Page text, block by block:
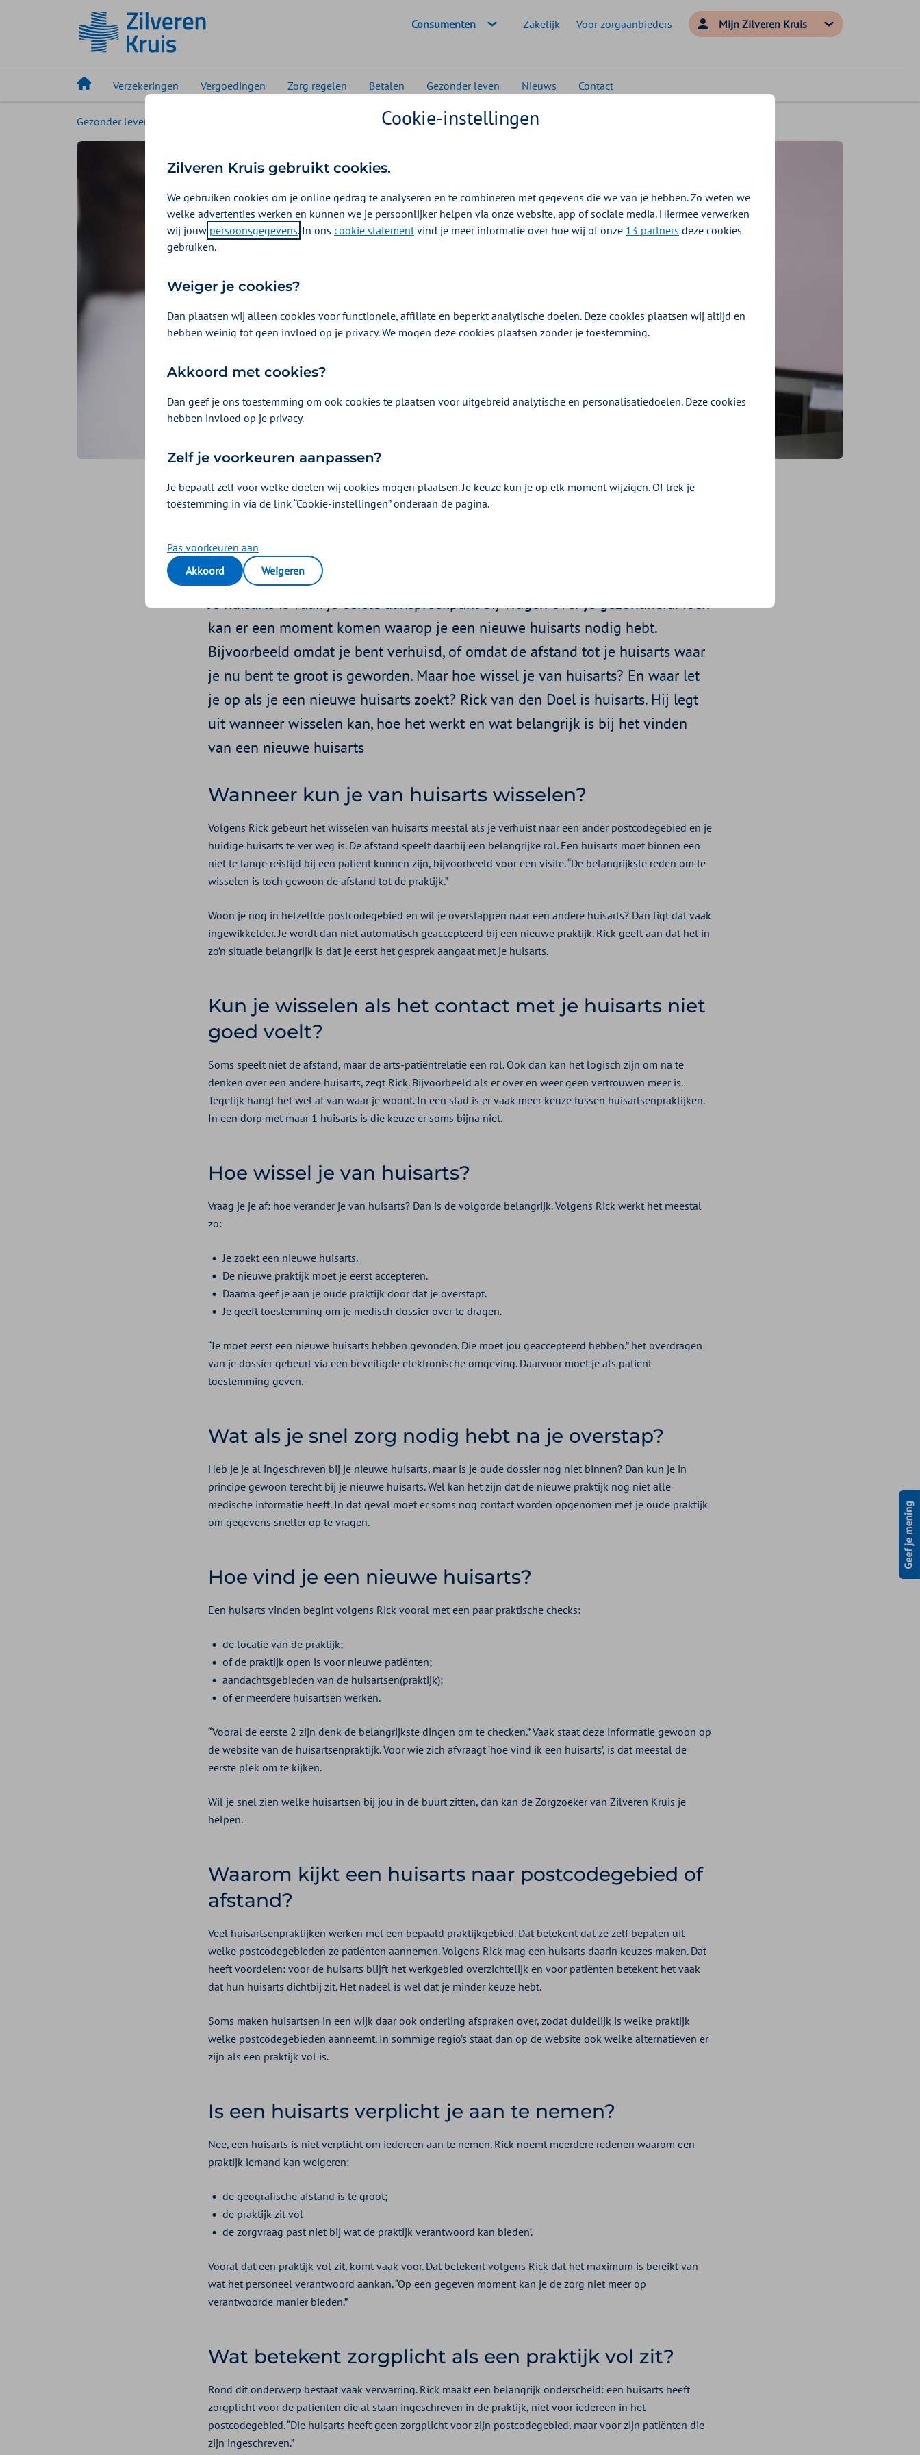
Geselecteerde doelgroep:
Consumenten Zakelijk Voor zorgaanbieders Mijn Zilveren Kruis
Verzekeringen Vergoedingen Zorg regelen Betalen Gezonder leven Nieuws Contact
Gezonder leven Hoe wissel je van huisarts?
Hoe wissel je van huisarts? Tips bij het
vinden van een nieuwe huisarts
Geplaatst op 13 mei 2026 | Een artikel als onderdeel van
Je huisarts is vaak je eerste aanspreekpunt bij vragen over je gezondheid. Toch
kan er een moment komen waarop je een nieuwe huisarts nodig hebt.
Bijvoorbeeld omdat je bent verhuisd, of omdat de afstand tot je huisarts waar
je nu bent te groot is geworden. Maar hoe wissel je van huisarts? En waar let
je op als je een nieuwe huisarts zoekt? Rick van den Doel is huisarts. Hij legt
uit wanneer wisselen kan, hoe het werkt en wat belangrijk is bij het vinden
van een nieuwe huisarts
Wanneer kun je van huisarts wisselen?
Volgens Rick gebeurt het wisselen van huisarts meestal als je verhuist naar een ander postcodegebied en je
huidige huisarts te ver weg is. De afstand speelt daarbij een belangrijke rol. Een huisarts moet binnen een
niet te lange reistijd bij een patiënt kunnen zijn, bijvoorbeeld voor een visite. “De belangrijkste reden om te
wisselen is toch gewoon de afstand tot de praktijk.”
Woon je nog in hetzelfde postcodegebied en wil je overstappen naar een andere huisarts? Dan ligt dat vaak
ingewikkelder. Je wordt dan niet automatisch geaccepteerd bij een nieuwe praktijk. Rick geeft aan dat het in
zo’n situatie belangrijk is dat je eerst het gesprek aangaat met je huisarts.
Kun je wisselen als het contact met je huisarts niet
goed voelt?
Soms speelt niet de afstand, maar de arts-patiëntrelatie een rol. Ook dan kan het logisch zijn om na te
denken over een andere huisarts, zegt Rick. Bijvoorbeeld als er over en weer geen vertrouwen meer is.
Tegelijk hangt het wel af van waar je woont. In een stad is er vaak meer keuze tussen huisartsenpraktijken.
In een dorp met maar 1 huisarts is die keuze er soms bijna niet.
Hoe wissel je van huisarts?
Vraag je je af: hoe verander je van huisarts? Dan is de volgorde belangrijk. Volgens Rick werkt het meestal
zo:
Je zoekt een nieuwe huisarts.
De nieuwe praktijk moet je eerst accepteren.
Daarna geef je aan je oude praktijk door dat je overstapt.
Je geeft toestemming om je medisch dossier over te dragen.
“Je moet eerst een nieuwe huisarts hebben gevonden. Die moet jou geaccepteerd hebben.” het overdragen
van je dossier gebeurt via een beveiligde elektronische omgeving. Daarvoor moet je als patiënt
toestemming geven.
Wat als je snel zorg nodig hebt na je overstap?
Heb je je al ingeschreven bij je nieuwe huisarts, maar is je oude dossier nog niet binnen? Dan kun je in
principe gewoon terecht bij je nieuwe huisarts. Wel kan het zijn dat de nieuwe praktijk nog niet alle
medische informatie heeft. In dat geval moet er soms nog contact worden opgenomen met je oude praktijk
om gegevens sneller op te vragen.
Hoe vind je een nieuwe huisarts?
Een huisarts vinden begint volgens Rick vooral met een paar praktische checks:
de locatie van de praktijk;
of de praktijk open is voor nieuwe patiënten;
aandachtsgebieden van de huisartsen(praktijk);
of er meerdere huisartsen werken.
“Vooral de eerste 2 zijn denk de belangrijkste dingen om te checken.” Vaak staat deze informatie gewoon op
de website van de huisartsenpraktijk. Voor wie zich afvraagt ‘hoe vind ik een huisarts’, is dat meestal de
eerste plek om te kijken.
Wil je snel zien welke huisartsen bij jou in de buurt zitten, dan kan de Zorgzoeker van Zilveren Kruis je
helpen.
Waarom kijkt een huisarts naar postcodegebied of
afstand?
Veel huisartsenpraktijken werken met een bepaald praktijkgebied. Dat betekent dat ze zelf bepalen uit
welke postcodegebieden ze patiënten aannemen. Volgens Rick mag een huisarts daarin keuzes maken. Dat
heeft voordelen: voor de huisarts blijft het werkgebied overzichtelijk en voor patiënten betekent het vaak
dat hun huisarts dichtbij zit. Het nadeel is wel dat je minder keuze hebt.
Soms maken huisartsen in een wijk daar ook onderling afspraken over, zodat duidelijk is welke praktijk
welke postcodegebieden aanneemt. In sommige regio’s staat dan op de website ook welke alternatieven er
zijn als een praktijk vol is.
Is een huisarts verplicht je aan te nemen?
Nee, een huisarts is niet verplicht om iedereen aan te nemen. Rick noemt meerdere redenen waarom een
praktijk iemand kan weigeren:
de geografische afstand is te groot;
de praktijk zit vol
de zorgvraag past niet bij wat de praktijk verantwoord kan bieden’.
Vooral dat een praktijk vol zit, komt vaak voor. Dat betekent volgens Rick dat het maximum is bereikt van
wat het personeel verantwoord aankan. “Op een gegeven moment kan je de zorg niet meer op
verantwoorde manier bieden.”
Wat betekent zorgplicht als een praktijk vol zit?
Rond dit onderwerp bestaat vaak verwarring. Rick maakt een belangrijk onderscheid: een huisarts heeft
zorgplicht voor de patiënten die al staan ingeschreven in de praktijk, niet voor iedereen in het
postcodegebied. “Die huisarts heeft geen zorgplicht voor zijn postcodegebied, maar voor zijn patiënten die
zijn ingeschreven.”
Cookie-instellingen
Zilveren Kruis gebruikt cookies.
We gebruiken cookies om je online gedrag te analyseren en te combineren met gegevens die we van je hebben. Zo weten we
welke advertenties werken en kunnen we je persoonlijker helpen via onze website, app of sociale media. Hiermee verwerken
wij jouw persoonsgegevens. In ons cookie statementvind je meer informatie over hoe wij of onze 13 partners deze cookies
gebruiken.
Weiger je cookies?
Dan plaatsen wij alleen cookies voor functionele, affiliate en beperkt analytische doelen. Deze cookies plaatsen wij altijd en
hebben weinig tot geen invloed op je privacy. We mogen deze cookies plaatsen zonder je toestemming.
Akkoord met cookies?
Dan geef je ons toestemming om ook cookies te plaatsen voor uitgebreid analytische en personalisatiedoelen. Deze cookies
hebben invloed op je privacy.
Zelf je voorkeuren aanpassen?
Je bepaalt zelf voor welke doelen wij cookies mogen plaatsen. Je keuze kun je op elk moment wijzigen. Of trek je
toestemming in via de link “Cookie-instellingen” onderaan de pagina.
Pas voorkeuren aan
Akkoord
Weigeren